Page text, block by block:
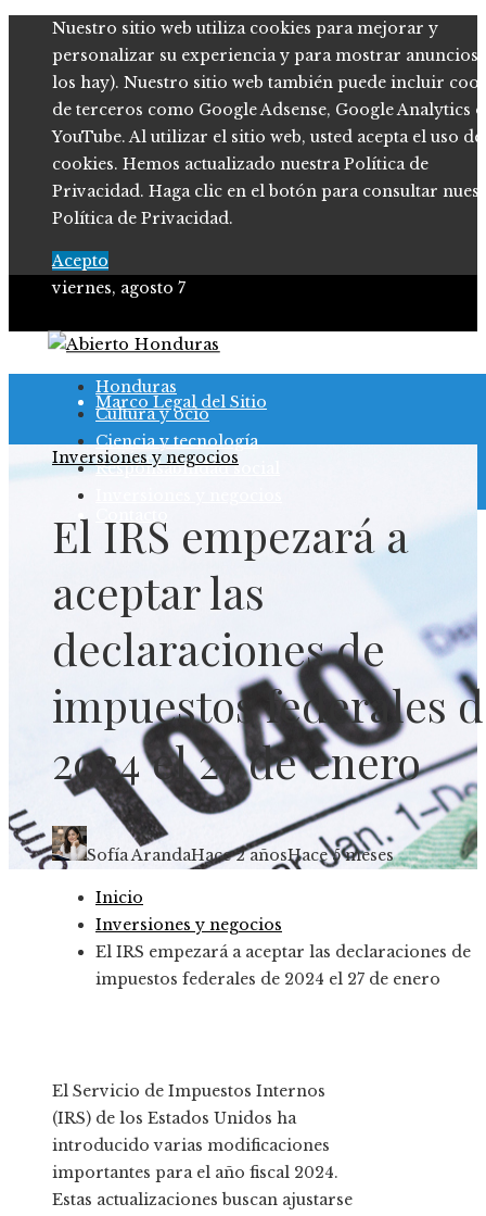
Nuestro sitio web utiliza cookies para mejorar y
personalizar su experiencia y para mostrar anuncios
los hay). Nuestro sitio web también puede incluir
de terceros como Google Adsense, Google Analytics o
YouTube. Al utilizar el sitio web, usted acepta el uso de
cookies. Hemos actualizado nuestra Política de
Privacidad. Haga clic en el botón para consultar
Política de Privacidad.
Acepto
viernes, agosto 7
Política de Privacidad
Marco Legal del Sitio
Quiénes somos
Honduras
Cultura y ocio
Ciencia y tecnología
Responsabilidad social
Inversiones y negocios
El IRS empezará a
aceptar las
declaraciones de
impuestos federales
2024 el 27 de enero
Sofía ArandaHace 2 añosHace 5 meses
Inicio
Inversiones y negocios
El IRS empezará a aceptar las declaraciones de
impuestos federales de 2024 el 27 de enero
El Servicio de Impuestos Internos
(IRS) de los Estados Unidos ha
introducido varias modificaciones
importantes para el año fiscal 2024.
Estas actualizaciones buscan ajustarse